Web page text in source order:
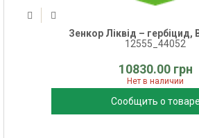
Зенкор Ліквід – гербіцид,
12555_44052
10830.00 грн
Нет в наличии
Сообщить о товаре